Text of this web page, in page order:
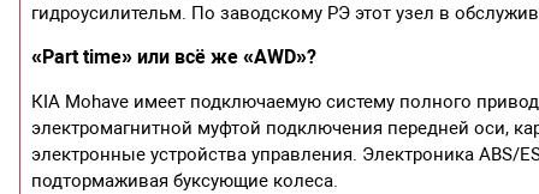
гидроусилительм. По заводскому РЭ этот узел в
«Part time» или всё же «AWD»?
КIA Mohave имеет подключаемую систему полного
электромагнитной муфтой подключения передней оси,
электронные устройства управления. Электроника
подтормаживая буксующие колеса.